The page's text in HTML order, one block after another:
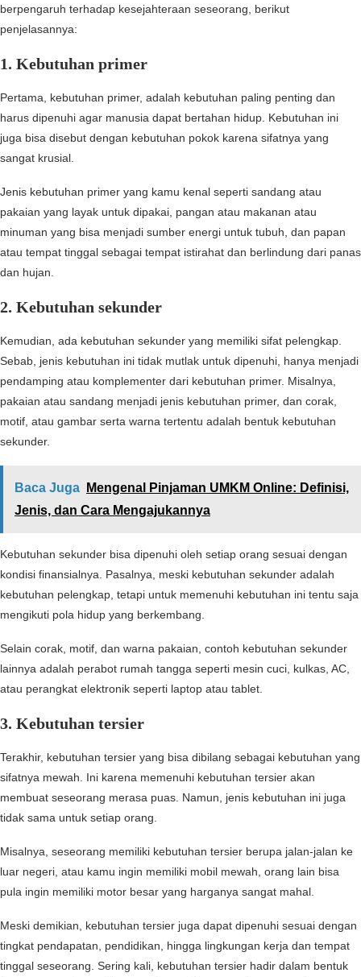
berpengaruh terhadap kesejahteraan seseorang, berikut
penjelasannya:
1. Kebutuhan primer
Pertama, kebutuhan primer, adalah kebutuhan paling penting dan
harus dipenuhi agar manusia dapat bertahan hidup. Kebutuhan ini
juga bisa disebut dengan kebutuhan pokok karena sifatnya yang
sangat krusial.
Jenis kebutuhan primer yang kamu kenal seperti sandang atau
pakaian yang layak untuk dipakai, pangan atau makanan atau
minuman yang bisa menjadi sumber energi untuk tubuh, dan papan
atau tempat tinggal sebagai tempat istirahat dan berlindung dari panas
dan hujan.
2. Kebutuhan sekunder
Kemudian, ada kebutuhan sekunder yang memiliki sifat pelengkap.
Sebab, jenis kebutuhan ini tidak mutlak untuk dipenuhi, hanya menjadi
pendamping atau komplementer dari kebutuhan primer. Misalnya,
pakaian atau sandang menjadi jenis kebutuhan primer, dan corak,
motif, atau gambar serta warna tertentu adalah bentuk kebutuhan
sekunder.
Baca Juga
Mengenal Pinjaman UMKM Online: Definisi,
Jenis, dan Cara Mengajukannya
Kebutuhan sekunder bisa dipenuhi oleh setiap orang sesuai dengan
kondisi finansialnya. Pasalnya, meski kebutuhan sekunder adalah
kebutuhan pelengkap, tetapi untuk memenuhi kebutuhan ini tentu saja
mengikuti pola hidup yang berkembang.
Selain corak, motif, dan warna pakaian, contoh kebutuhan sekunder
lainnya adalah perabot rumah tangga seperti mesin cuci, kulkas, AC,
atau perangkat elektronik seperti laptop atau tablet.
3. Kebutuhan tersier
Terakhir, kebutuhan tersier yang bisa dibilang sebagai kebutuhan yang
sifatnya mewah. Ini karena memenuhi kebutuhan tersier akan
membuat seseorang merasa puas. Namun, jenis kebutuhan ini juga
tidak sama untuk setiap orang.
Misalnya, seseorang memiliki kebutuhan tersier berupa jalan-jalan ke
luar negeri, atau kamu ingin memiliki mobil mewah, orang lain bisa
pula ingin memiliki motor besar yang harganya sangat mahal.
Meski demikian, kebutuhan tersier juga dapat dipenuhi sesuai dengan
tingkat pendapatan, pendidikan, hingga lingkungan kerja dan tempat
tinggal seseorang. Sering kali, kebutuhan tersier hadir dalam bentuk